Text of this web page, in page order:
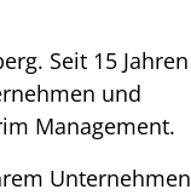
Seit 15 Jahren
und
Management.
Unternehmen